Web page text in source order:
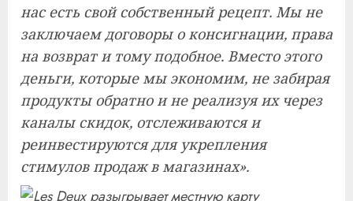
нас есть свой собственный рецепт. Мы не
заключаем договоры о консигнации, права
на возврат и тому подобное. Вместо этого
деньги, которые мы экономим, не забирая
продукты обратно и не реализуя их через
каналы скидок, отслеживаются и
реинвестируются для укрепления
стимулов продаж в магазинах».